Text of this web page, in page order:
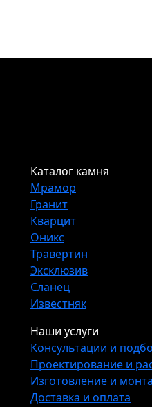
Каталог камня
Мрамор
Гранит
Кварцит
Оникс
Травертин
Эксклюзив
Сланец
Известняк
Наши услуги
Консультации и
Проектирование и
Изготовление и
Доставка и оплата